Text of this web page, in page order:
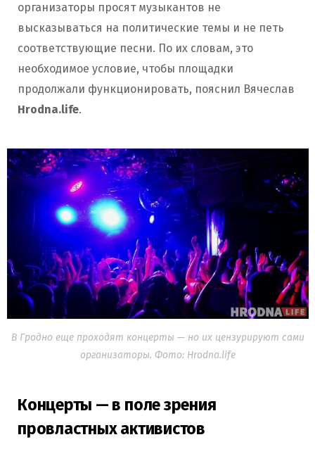
организаторы просят музыкантов не
высказываться на политические темы и не петь
соответствующие песни. По их словам, это
необходимое условие, чтобы площадки
продолжали функционировать, пояснил Вячеслав
Hrodna.life.
В Гродно еще проходят концерты — но их цензурируют сами
организаторы. Фото: Hrodna.life
Концерты — в поле зрения
провластных активистов